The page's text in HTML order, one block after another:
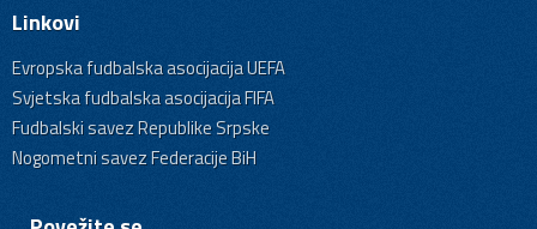
Linkovi
Evropska fudbalska asocijacija UEFA
Svjetska fudbalska asocijacija FIFA
Fudbalski savez Republike Srpske
Nogometni savez Federacije BiH